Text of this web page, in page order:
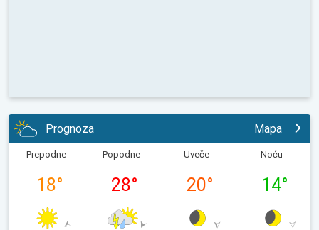
Prognoza Mapa
Prepodne
18°
Popodne
28°
Uveče
20°
Noću
14°